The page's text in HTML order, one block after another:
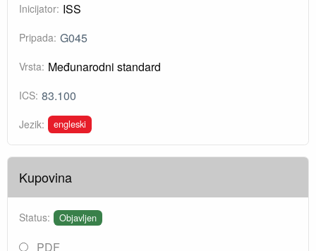
Inicijator: ISS
Pripada: G045
Vrsta: Međunarodni standard
ICS: 83.100
Jezik: engleski
Kupovina
Status: Objavljen
PDF